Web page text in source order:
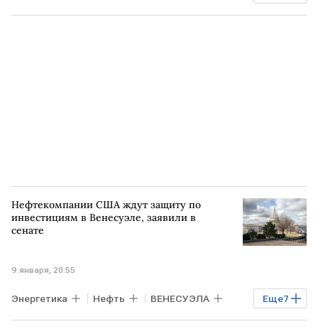
ВЕНЕСУЭЛА Нью-Йорк
Нефтекомпании США ждут защиту по
инвестициям в Венесуэле, заявили в
сенате
9 января, 20:55
Еще7
Энергетика Нефть ВЕНЕСУЭЛА
США Нью-Йорк Николас Мадуро